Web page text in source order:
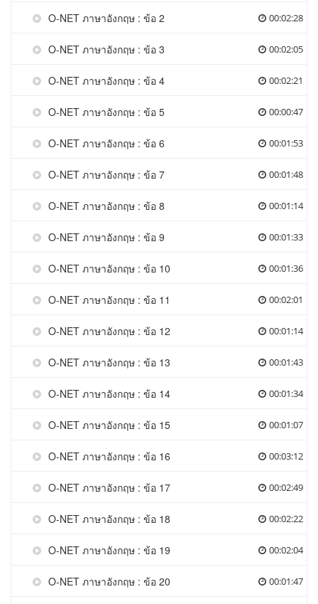
O-NET ภาษาอังกฤษ : ข้อ 2 00:02:28
O-NET ภาษาอังกฤษ : ข้อ 3 00:02:05
O-NET ภาษาอังกฤษ : ข้อ 4 00:02:21
O-NET ภาษาอังกฤษ : ข้อ 5 00:00:47
O-NET ภาษาอังกฤษ : ข้อ 6 00:01:53
O-NET ภาษาอังกฤษ : ข้อ 7 00:01:48
O-NET ภาษาอังกฤษ : ข้อ 8 00:01:14
O-NET ภาษาอังกฤษ : ข้อ 9 00:01:33
O-NET ภาษาอังกฤษ : ข้อ 10 00:01:36
O-NET ภาษาอังกฤษ : ข้อ 11 00:02:01
O-NET ภาษาอังกฤษ : ข้อ 12 00:01:14
O-NET ภาษาอังกฤษ : ข้อ 13 00:01:43
O-NET ภาษาอังกฤษ : ข้อ 14 00:01:34
O-NET ภาษาอังกฤษ : ข้อ 15 00:01:07
O-NET ภาษาอังกฤษ : ข้อ 16 00:03:12
O-NET ภาษาอังกฤษ : ข้อ 17 00:02:49
O-NET ภาษาอังกฤษ : ข้อ 18 00:02:22
O-NET ภาษาอังกฤษ : ข้อ 19 00:02:04
O-NET ภาษาอังกฤษ : ข้อ 20 00:01:47